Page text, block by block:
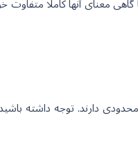
دارند. توجه داشته